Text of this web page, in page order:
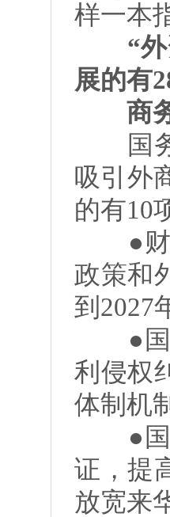
样一本
“外资
展的有
商务
国务
吸引外
的有10
●财政
政策和
到2027
●国家
利侵权
体制机
●国家
证，提
放宽来